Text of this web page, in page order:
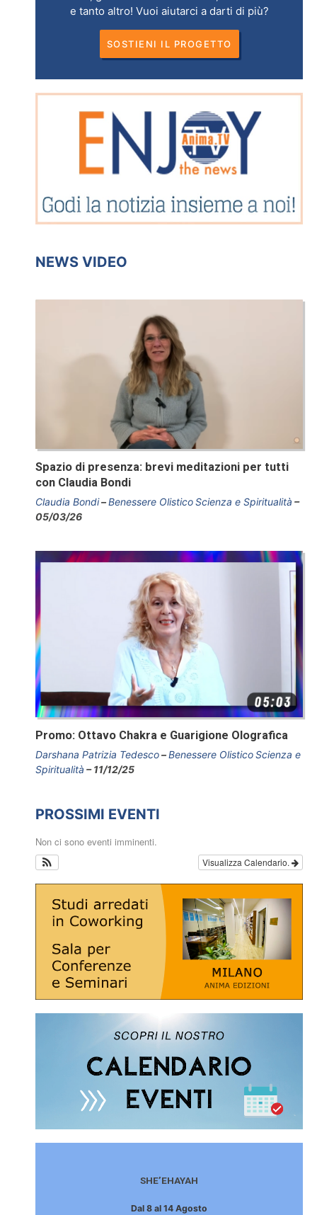
e tanto altro! Vuoi aiutarci a darti di più?
SOSTIENI IL PROGETTO
NEWS VIDEO
Spazio di presenza: brevi meditazioni per tutti
con Claudia Bondi
Claudia Bondi Benessere OlisticoScienza e Spiritualità
05/03/26
Promo: Ottavo Chakra e Guarigione Olografica
Darshana Patrizia Tedesco Benessere OlisticoScienza e
Spiritualità
11/12/25
PROSSIMI EVENTI
Non ci sono eventi imminenti.
Visualizza Calendario.
SHE’EHAYAH
Dal 8 al 14 Agosto